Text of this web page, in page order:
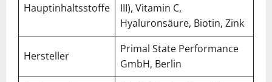
Hauptinhaltsstoffe
III), Vitamin C,
Hyaluronsäure, Biotin, Zink
Hersteller
Primal State Performance
GmbH, Berlin